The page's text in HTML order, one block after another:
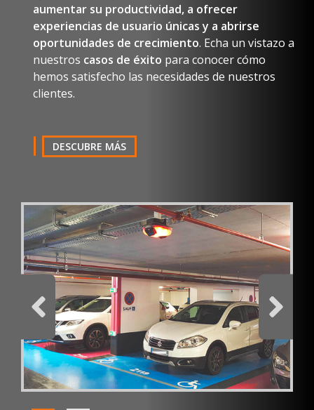
Empresa
País
He leído y acepto lapolítica de privacidad
Productos
BirdWatch®
SOLICITAR CATÁLOGO
aumentar su productividad, a ofrecer
experiencias de usuario únicas y a abrirse
oportunidades de crecimiento. Echa un vistazo a
nuestros casos de éxito para conocer cómo
hemos satisfecho las necesidades de nuestros
clientes.
DESCUBRE MÁS